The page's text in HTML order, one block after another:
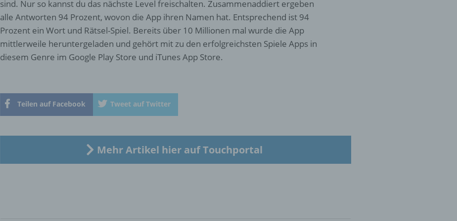
sind. Nur so kannst du das nächste Level freischalten. Zusammenaddiert ergeben
alle Antworten 94 Prozent, wovon die App ihren Namen hat. Entsprechend ist 94
Prozent ein Wort und Rätsel-Spiel. Bereits über 10 Millionen mal wurde die App
mittlerweile heruntergeladen und gehört mit zu den erfolgreichsten Spiele Apps in
diesem Genre im Google Play Store und iTunes App Store.
Teilen auf Facebook Tweet auf Twitter
Mehr Artikel hier auf Touchportal
b) betroffene Person
Betroffene Person ist jede identifizierte oder identifizierbare
natürliche Person, deren personenbezogene Daten von dem für die
Verarbeitung Verantwortlichen verarbeitet werden.
Verarbeitung ist jeder mit oder ohne Hilfe automatisierter Verfahren
ausgeführte Vorgang oder jede solche Vorgangsreihe im
das Erfassen, die Organisation, das Ordnen, die Speicherung, die
Anpassung oder Veränderung, das Auslesen, das Abfragen, die
Verwendung, die Offenlegung durch Übermittlung, Verbreitung oder
eine andere Form der Bereitstellung, den Abgleich oder die